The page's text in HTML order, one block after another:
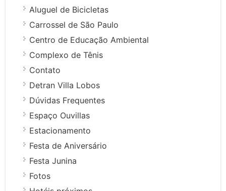
Aluguel de Bicicletas
Carrossel de São Paulo
Centro de Educação Ambiental
Complexo de Tênis
Contato
Detran Villa Lobos
Dúvidas Frequentes
Espaço Ouvillas
Estacionamento
Festa de Aniversário
Festa Junina
Fotos